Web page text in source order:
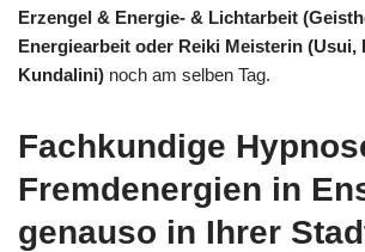
Erzengel & Energie- & Lichtarbeit
Energiearbeit oder Reiki Meisterin (Usui,
Kundalini) noch am selben Tag.
Fachkundige
Fremdenergien in
genauso in Ihrer